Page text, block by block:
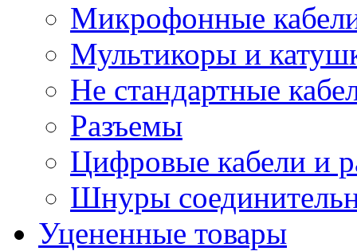
Микрофонные
Мультикоры и
Не стандартные
Разъемы
Цифровые кабели и
Шнуры
Уцененные товары